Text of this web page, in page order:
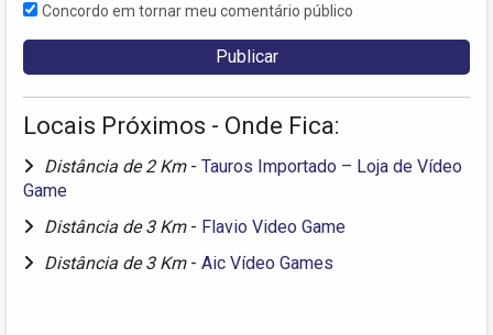
Concordo em tornar meu comentário público
Locais Próximos - Onde Fica:
Distância de 2 Km - Tauros Importado – Loja de Vídeo
Game
Distância de 3 Km - Flavio Video Game
Distância de 3 Km - Aic Vídeo Games